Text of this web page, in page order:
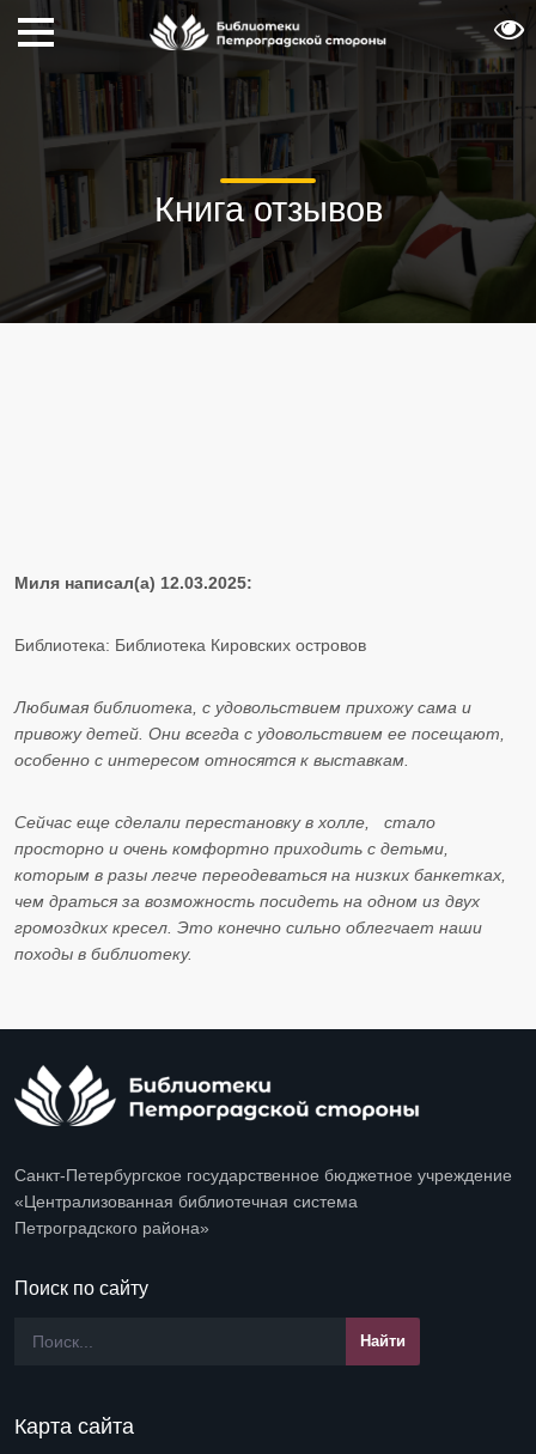
Книга отзывов
Миля написал(а) 12.03.2025:
Библиотека: Библиотека Кировских островов
Любимая библиотека, с удовольствием прихожу сама и
привожу детей. Они всегда с удовольствием ее посещают,
особенно с интересом относятся к выставкам.
Сейчас еще сделали перестановку в холле, стало
просторно и очень комфортно приходить с детьми,
которым в разы легче переодеваться на низких банкетках,
чем драться за возможность посидеть на одном из двух
громоздких кресел. Это конечно сильно облегчает наши
походы в библиотеку.
Санкт-Петербургское государственное бюджетное учреждение
«Централизованная библиотечная система
Петроградского района»
Поиск по сайту
Карта сайта